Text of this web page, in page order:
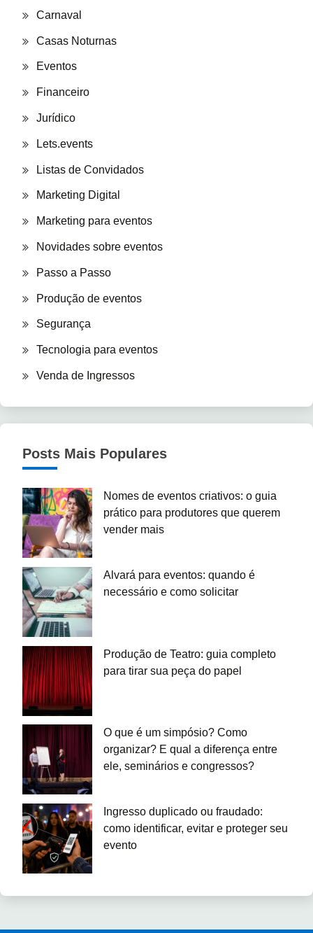
Carnaval
Casas Noturnas
Eventos
Financeiro
Jurídico
Lets.events
Listas de Convidados
Marketing Digital
Marketing para eventos
Novidades sobre eventos
Passo a Passo
Produção de eventos
Segurança
Tecnologia para eventos
Venda de Ingressos
Posts Mais Populares
Nomes de eventos criativos: o guia
prático para produtores que querem
vender mais
Alvará para eventos: quando é
necessário e como solicitar
Produção de Teatro: guia completo
para tirar sua peça do papel
O que é um simpósio? Como
organizar? E qual a diferença entre
ele, seminários e congressos?
Ingresso duplicado ou fraudado:
como identificar, evitar e proteger seu
evento